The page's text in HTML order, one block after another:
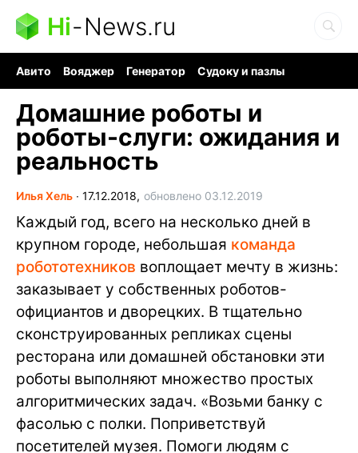
Hi-News.ru
Авито Вояджер Генератор
Судоку и пазлы
Домашние роботы и
роботы-слуги: ожидания и
реальность
Илья Хель ∙ 17.12.2018, обновлено 03.12.2019
Каждый год, всего на несколько дней в
крупном городе, небольшая команда
робототехников воплощает мечту в жизнь:
заказывает у собственных роботов-
официантов и дворецких. В тщательно
сконструированных репликах сцены
ресторана или домашней обстановки эти
роботы выполняют множество простых
алгоритмических задач. «Возьми банку с
фасолью с полки. Поприветствуй
посетителей музея. Помоги людям с